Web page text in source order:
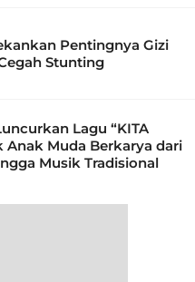
Pentingnya Gizi
Stunting
Lagu “KITA
Anak Muda Berkarya dari
Musik Tradisional